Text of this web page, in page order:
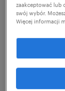
idealnego
pierwszy
zaakceptować lub
swój wybór.
Więcej informacji